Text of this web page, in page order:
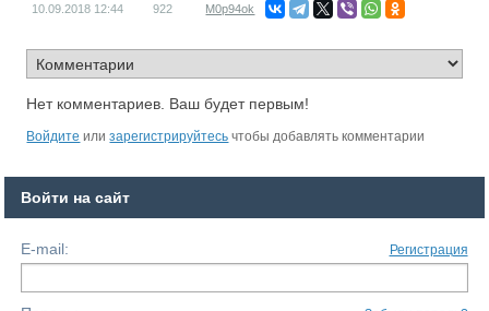
10.09.2018 12:44 922 M0p94ok
Нет комментариев. Ваш будет первым!
Войдите илизарегистрируйтесь чтобы добавлять комментарии
Войти на сайт
E-mail: Регистрация